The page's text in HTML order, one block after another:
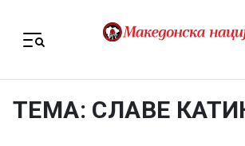
ТЕМА: СЛАВЕ